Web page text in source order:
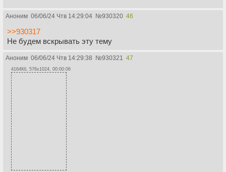
Аноним 06/06/24 Чтв 14:29:04 №930320 46
>>930317
Не будем вскрывать эту тему
Аноним 06/06/24 Чтв 14:29:38 №930321 47
4164Кб, 576x1024, 00:00:06